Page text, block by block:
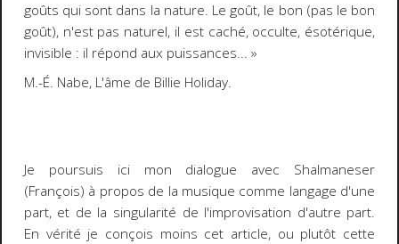
goûts qui sont dans la nature. Le goût, le bon (pas le bon
goût), n'est pas naturel, il est caché, occulte, ésotérique,
invisible : il répond aux puissances... »
M.-É. Nabe, L'âme de Billie Holiday.
Je poursuis ici mon dialogue avec Shalmaneser
(François) à propos de la musique comme langage d'une
part, et de la singularité de l'improvisation d'autre part.
En vérité je conçois moins cet article, ou plutôt cette